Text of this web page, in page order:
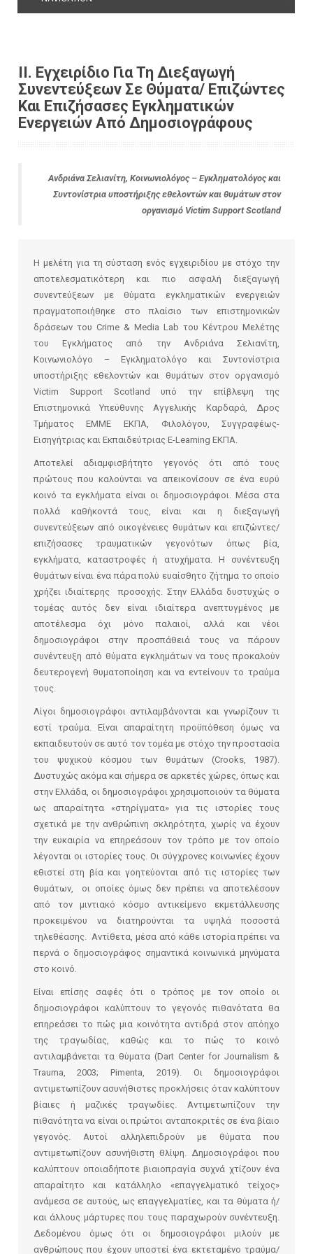
ΙΙ. Εγχειρίδιο Για Τη Διεξαγωγή
Συνεντεύξεων Σε Θύματα/ Επιζώντες
Και Επιζήσασες Εγκληματικών
Ενεργειών Από Δημοσιογράφους
Ανδριάνα Σελιανίτη, Κοινωνιολόγος – Εγκληματολόγος και
Συντονίστρια υποστήριξης εθελοντών και θυμάτων στον
οργανισμό Victim Support Scotland
Η μελέτη για τη σύσταση ενός εγχειριδίου με στόχο την
αποτελεσματικότερη και πιο ασφαλή διεξαγωγή
συνεντεύξεων με θύματα εγκληματικών ενεργειών
πραγματοποιήθηκε στο πλαίσιο των επιστημονικών
δράσεων του Crime & Media Lab του Κέντρου Μελέτης
του Εγκλήματος από την Ανδριάνα Σελιανίτη,
Κοινωνιολόγο – Εγκληματολόγο και Συντονίστρια
υποστήριξης εθελοντών και θυμάτων στον οργανισμό
Victim Support Scotland υπό την επίβλεψη της
Επιστημονικά Υπεύθυνης Αγγελικής Καρδαρά, Δρος
Τμήματος ΕΜΜΕ ΕΚΠΑ, Φιλολόγου, Συγγραφέως-
Εισηγήτριας και Εκπαιδεύτριας E-Learning ΕΚΠΑ.
Αποτελεί αδιαμφισβήτητο γεγονός ότι από τους
πρώτους που καλούνται να απεικονίσουν σε ένα ευρύ
κοινό τα εγκλήματα είναι οι δημοσιογράφοι. Μέσα στα
πολλά καθήκοντά τους, είναι και η διεξαγωγή
συνεντεύξεων από οικογένειες θυμάτων και επιζώντες/
επιζήσασες τραυματικών γεγονότων όπως βία,
εγκλήματα, καταστροφές ή ατυχήματα. Η συνέντευξη
θυμάτων είναι ένα πάρα πολύ ευαίσθητο ζήτημα το οποίο
χρήζει ιδιαίτερης προσοχής. Στην Ελλάδα δυστυχώς ο
τομέας αυτός δεν είναι ιδιαίτερα ανεπτυγμένος με
αποτέλεσμα όχι μόνο παλαιοί, αλλά και νέοι
δημοσιογράφοι στην προσπάθειά τους να πάρουν
συνέντευξη από θύματα εγκλημάτων να τους προκαλούν
δευτερογενή θυματοποίηση και να εντείνουν το τραύμα
τους.
Λίγοι δημοσιογράφοι αντιλαμβάνονται και γνωρίζουν τι
εστί τραύμα. Είναι απαραίτητη προϋπόθεση όμως να
εκπαιδευτούν σε αυτό τον τομέα με στόχο την προστασία
του ψυχικού κόσμου των θυμάτων (Crooks, 1987).
Δυστυχώς ακόμα και σήμερα σε αρκετές χώρες, όπως και
στην Ελλάδα, οι δημοσιογράφοι χρησιμοποιούν τα θύματα
ως απαραίτητα «στηρίγματα» για τις ιστορίες τους
σχετικά με την ανθρώπινη σκληρότητα, χωρίς να έχουν
την ευκαιρία να επηρεάσουν τον τρόπο με τον οποίο
λέγονται οι ιστορίες τους. Οι σύγχρονες κοινωνίες έχουν
εθιστεί στη βία και γοητεύονται από τις ιστορίες των
θυμάτων, οι οποίες όμως δεν πρέπει να αποτελέσουν
από τον μιντιακό κόσμο αντικείμενο εκμετάλλευσης
προκειμένου να διατηρούνται τα υψηλά ποσοστά
τηλεθέασης. Αντίθετα, μέσα από κάθε ιστορία πρέπει να
περνά ο δημοσιογράφος σημαντικά κοινωνικά μηνύματα
στο κοινό.
Είναι επίσης σαφές ότι ο τρόπος με τον οποίο οι
δημοσιογράφοι καλύπτουν το γεγονός πιθανότατα θα
επηρεάσει το πώς μια κοινότητα αντιδρά στον απόηχο
της τραγωδίας, καθώς και το πώς το κοινό
αντιλαμβάνεται τα θύματα (Dart Center for Journalism &
Trauma, 2003; Pimenta, 2019). Οι δημοσιογράφοι
αντιμετωπίζουν ασυνήθιστες προκλήσεις όταν καλύπτουν
βίαιες ή μαζικές τραγωδίες. Αντιμετωπίζουν την
πιθανότητα να είναι οι πρώτοι ανταποκριτές σε ένα βίαιο
γεγονός. Αυτοί αλληλεπιδρούν με θύματα που
αντιμετωπίζουν ασυνήθιστη θλίψη. Δημοσιογράφοι που
καλύπτουν οποιαδήποτε βιαιοπραγία συχνά χτίζουν ένα
απαραίτητο και κατάλληλο «επαγγελματικό τείχος»
ανάμεσα σε αυτούς, ως επαγγελματίες, και τα θύματα ή/
και άλλους μάρτυρες που τους παραχωρούν συνέντευξη.
Δεδομένου όμως ότι οι δημοσιογράφοι μιλούν με
ανθρώπους που έχουν υποστεί ένα εκτεταμένο τραύμα/